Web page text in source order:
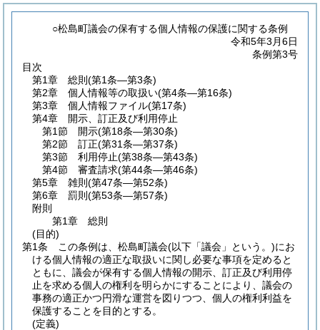
○松島町議会の保有する個人情報の保護に関する条例
令和5年3月6日
条例第3号
目次
第1章
総則 (第1条―第3条)
第2章
個人情報等の取扱い(第4条―第16条)
第3章
個人情報ファイル(第17条)
第4章
開示、訂正及び利用停止
第1節
開示(第18条―第30条)
第2節
訂正(第31条―第37条)
第3節
利用停止(第38条―第43条)
第4節
審査請求(第44条―第46条)
第5章
雑則 (第47条―第52条)
第6章
罰則 (第53条―第57条)
附則
第1章
総則
(目的)
第1条
この条例は、松島町議会(以下「議会」という。)にお
ける個人情報の適正な取扱いに関し必要な事項を定めると
ともに、議会が保有する個人情報の開示、訂正及び利用停
止を求める個人の権利を明らかにすることにより、議会の
事務の適正かつ円滑な運営を図りつつ、個人の権利利益を
保護することを目的とする。
(定義)